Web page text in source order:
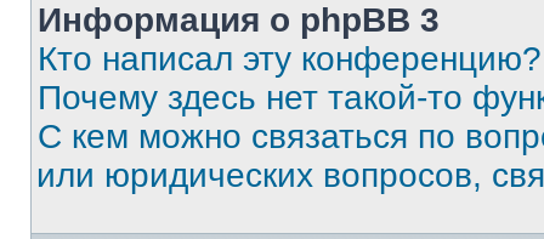
Информация о phpBB 3
Кто написал эту конференцию?
Почему здесь нет такой-то
С кем можно связаться по
или юридических вопросов,